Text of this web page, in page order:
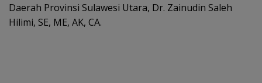
Daerah Provinsi Sulawesi Utara, Dr. Zainudin Saleh
Hilimi, SE, ME, AK, CA.